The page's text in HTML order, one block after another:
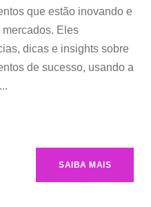
que estão inovando e
Eles
dicas e insights sobre
de sucesso, usando a
SAIBA MAIS